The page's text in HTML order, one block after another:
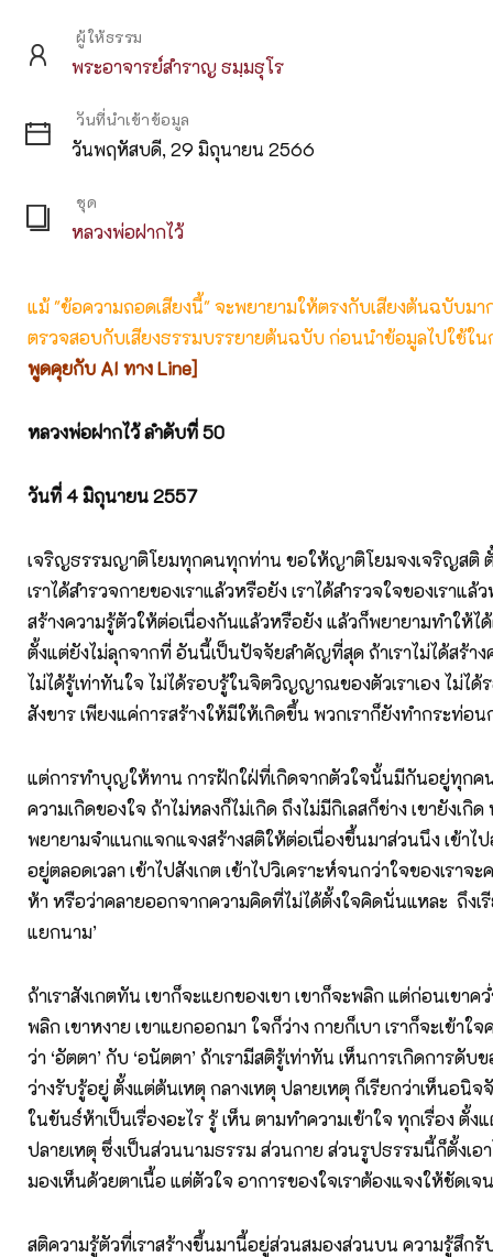
ผู้ให้ธรรม
พระอาจารย์สำราญ ธมฺมธุโร
วันที่นำเข้าข้อมูล
วันพฤหัสบดี, 29 มิถุนายน 2566
ชุด
หลวงพ่อฝากไว้
แม้ "ข้อความถอดเสียงนี้" จะพยายามให้ตรงกับเสียงต้นฉบับม
ตรวจสอบกับเสียงธรรมบรรยายต้นฉบับ ก่อนนำข้อมูลไปใช้ใน
พูดคุยกับ AI ทาง Line]
หลวงพ่อฝากไว้ ลำดับที่ 50
วันที่ 4มิถุนายน 2557
เจริญธรรมญาติโยมทุกคนทุกท่าน ขอให้ญาติโยมจงเจริญสติ
เราได้สำรวจกายของเราแล้วหรือยัง เราได้สำรวจใจของเราแล้
สร้างความรู้ตัวให้ต่อเนื่องกันแล้วหรือยัง แล้วก็พยายามทำให้ไ
ตั้งแต่ยังไม่ลุกจากที่ อันนี้เป็นปัจจัยสำคัญที่สุด ถ้าเราไม่ได้สร้าง
ไม่ได้รู้เท่าทันใจ ไม่ได้รอบรู้ในจิตวิญญาณของตัวเราเอง ไม่ได้
สังขาร เพียงแค่การสร้างให้มีให้เกิดขึ้น พวกเราก็ยังทำกระท่อ
แต่การทำบุญให้ทาน การฝักใฝ่ที่เกิดจากตัวใจนั้นมีกันอยู่ทุกค
ความเกิดของใจ ถ้าไม่หลงก็ไม่เกิด ถึงไม่มีกิเลสก็ช่าง เขายังเกิด
พยายามจำแนกแจกแจงสร้างสติให้ต่อเนื่องขึ้นมาส่วนนึง เข้าไป
อยู่ตลอดเวลา เข้าไปสังเกต เข้าไปวิเคราะห์จนกว่าใจของเราจ
ห้า หรือว่าคลายออกจากความคิดที่ไม่ได้ตั้งใจคิดนั่นแหละ ถึงเ
แยกนาม’
ถ้าเราสังเกตทัน เขาก็จะแยกของเขา เขาก็จะพลิก แต่ก่อนเขาค
พลิก เขาหงาย เขาแยกออกมา ใจก็ว่าง กายก็เบา เราก็จะเข้าใ
ว่า ‘อัตตา’ กับ ‘อนัตตา’ ถ้าเรามีสติรู้เท่าทัน เห็นการเกิดการดับ
ว่างรับรู้อยู่ ตั้งแต่ต้นเหตุ กลางเหตุ ปลายเหตุ ก็เรียกว่าเห็นอนิ
ในขันธ์ห้าเป็นเรื่องอะไร รู้ เห็น ตามทำความเข้าใจ ทุกเรื่อง ตั้ง
ปลายเหตุ ซึ่งเป็นส่วนนามธรรม ส่วนกาย ส่วนรูปธรรมนี้ก็ตั้งเอ
มองเห็นด้วยตาเนื้อ แต่ตัวใจ อาการของใจเราต้องแจงให้ชัดเจน
สติความรู้ตัวที่เราสร้างขึ้นมานี้อยู่ส่วนสมองส่วนบน ความรู้สึก